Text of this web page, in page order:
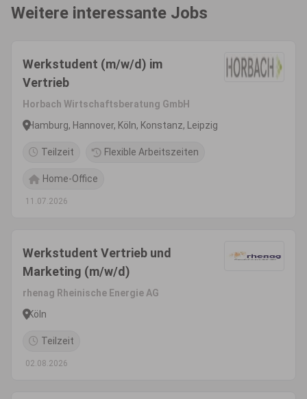
Weitere interessante Jobs
Werkstudent (m/w/d) im
Vertrieb
Horbach Wirtschaftsberatung GmbH
Hamburg, Hannover, Köln, Konstanz, Leipzig
Teilzeit Flexible Arbeitszeiten
Home-Office
11.07.2026
Werkstudent Vertrieb und
Marketing (m/w/d)
rhenag Rheinische Energie AG
Köln
Teilzeit
02.08.2026